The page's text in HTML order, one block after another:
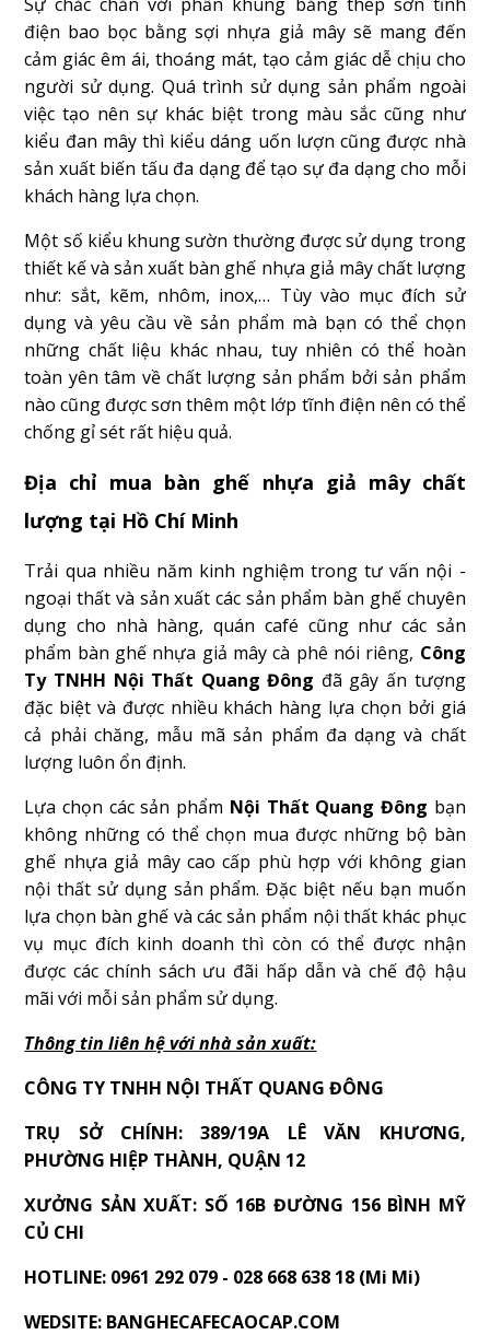
điện bao bọc bằng sợi nhựa giả mây sẽ mang đến
cảm giác êm ái, thoáng mát, tạo cảm giác dễ chịu cho
người sử dụng. Quá trình sử dụng sản phẩm ngoài
việc tạo nên sự khác biệt trong màu sắc cũng như
kiểu đan mây thì kiểu dáng uốn lượn cũng được nhà
sản xuất biến tấu đa dạng để tạo sự đa dạng cho mỗi
khách hàng lựa chọn.
Một số kiểu khung sườn thường được sử dụng trong
thiết kế và sản xuất bàn ghế nhựa giả mây chất lượng
như: sắt, kẽm, nhôm, inox,… Tùy vào mục đích sử
dụng và yêu cầu về sản phẩm mà bạn có thể chọn
những chất liệu khác nhau, tuy nhiên có thể hoàn
toàn yên tâm về chất lượng sản phẩm bởi sản phẩm
nào cũng được sơn thêm một lớp tĩnh điện nên có thể
chống gỉ sét rất hiệu quả.
Địa chỉ mua bàn ghế nhựa giả mây chất
lượng tại Hồ Chí Minh
Trải qua nhiều năm kinh nghiệm trong tư vấn nội -
ngoại thất và sản xuất các sản phẩm bàn ghế chuyên
dụng cho nhà hàng, quán café cũng như các sản
phẩm bàn ghế nhựa giả mây cà phê nói riêng, Công
Ty TNHH Nội Thất Quang Đông đã gây ấn tượng
đặc biệt và được nhiều khách hàng lựa chọn bởi giá
cả phải chăng, mẫu mã sản phẩm đa dạng và chất
lượng luôn ổn định.
Lựa chọn các sản phẩm Nội Thất Quang Đông bạn
không những có thể chọn mua được những bộ bàn
ghế nhựa giả mây cao cấp phù hợp với không gian
nội thất sử dụng sản phẩm. Đặc biệt nếu bạn muốn
lựa chọn bàn ghế và các sản phẩm nội thất khác phục
vụ mục đích kinh doanh thì còn có thể được nhận
được các chính sách ưu đãi hấp dẫn và chế độ hậu
mãi với mỗi sản phẩm sử dụng.
Thông tin liên hệ với nhà sản xuất:
CÔNG TY TNHH NỘI THẤT QUANG ĐÔNG
TRỤ SỞ CHÍNH: 389/19A LÊ VĂN KHƯƠNG,
PHƯỜNG HIỆP THÀNH, QUẬN 12
XƯỞNG SẢN XUẤT: SỐ 16B ĐƯỜNG 156 BÌNH MỸ
CỦ CHI
HOTLINE: 0961 292 079 - 028 668 638 18 (Mi Mi)
WEDSITE: BANGHECAFECAOCAP.COM